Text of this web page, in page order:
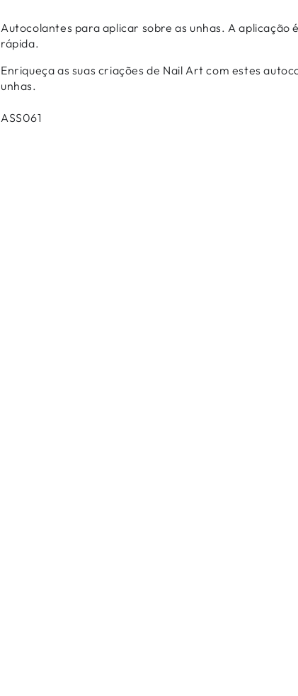
Autocolantes para aplicar sobre as unhas. A aplicação
rápida.
Enriqueça as suas criações de Nail Art com estes
unhas.
ASS061